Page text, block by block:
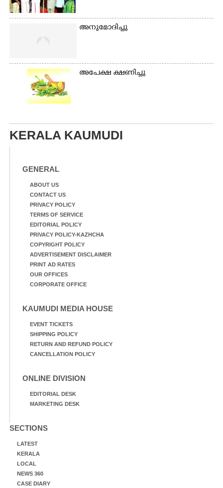
അനുമോദിച്ചു
അപേക്ഷ ക്ഷണിച്ചു
KERALA KAUMUDI
GENERAL
ABOUT US
CONTACT US
PRIVACY POLICY
TERMS OF SERVICE
EDITORIAL POLICY
PRIVACY POLICY-KAZHCHA
COPYRIGHT POLICY
ADVERTISEMENT DISCLAIMER
PRINT AD RATES
OUR OFFICES
CORPORATE OFFICE
KAUMUDI MEDIA HOUSE
EVENT TICKETS
SHIPPING POLICY
RETURN AND REFUND POLICY
CANCELLATION POLICY
ONLINE DIVISION
EDITORIAL DESK
MARKETING DESK
SECTIONS
LATEST
KERALA
LOCAL
NEWS 360
CASE DIARY